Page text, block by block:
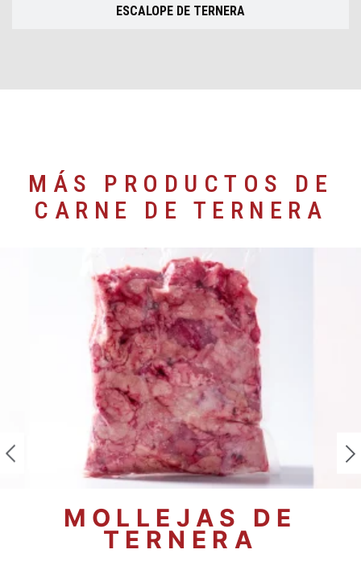
ESCALOPE DE TERNERA
MÁS PRODUCTOS DE
CARNE DE TERNERA
MOLLEJAS DE
TERNERA